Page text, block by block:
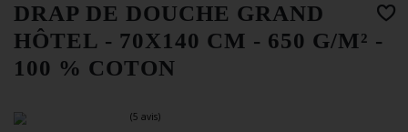
DRAP DE DOUCHE GRAND
HÔTEL - 70X140 CM - 650 G/M² -
100 % COTON